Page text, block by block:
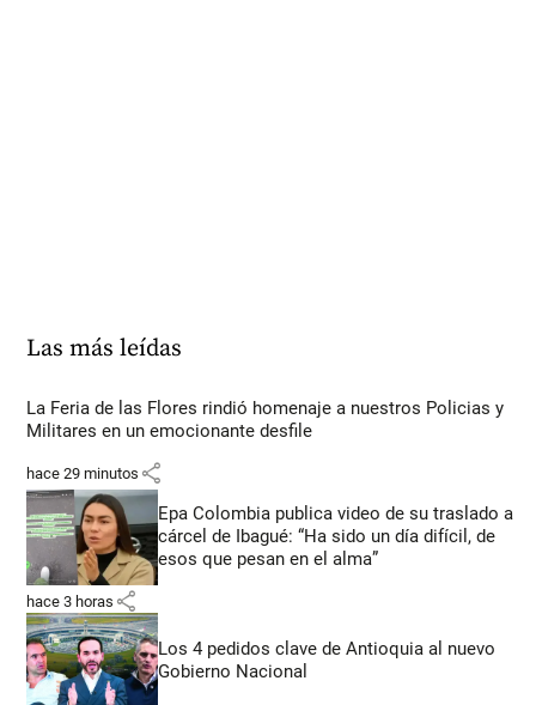
Las más leídas
La Feria de las Flores rindió homenaje a nuestros Policias y
Militares en un emocionante desfile
hace 29 minutos share
Epa Colombia publica video de su traslado a
cárcel de Ibagué: “Ha sido un día difícil, de
esos que pesan en el alma”
hace 3 horas share
Los 4 pedidos clave de Antioquia al nuevo
Gobierno Nacional